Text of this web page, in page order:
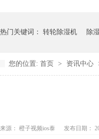
热门关键词： 转轮除湿机 除
您的位置: 首页 > 资讯中心
来源： 橙子视频ios泰 发布日期：